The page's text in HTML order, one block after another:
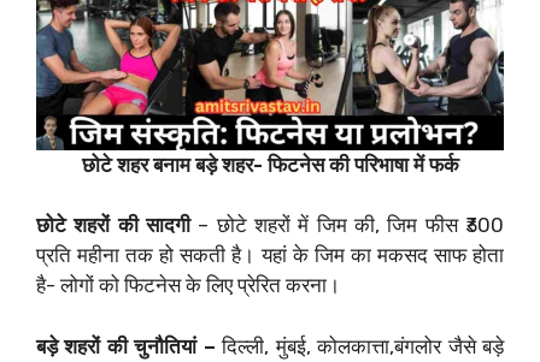
छोटे शहर बनाम बड़े शहर- फिटनेस की परिभाषा में फर्क
छोटे शहरों की सादगी– छोटे शहरों में जिम की, जिम फीस ₹300
प्रति महीना तक हो सकती है। यहां के जिम का मकसद साफ होता
है- लोगों को फिटनेस के लिए प्रेरित करना।
बड़े शहरों की चुनौतियां –दिल्ली, मुंबई, कोलकात्ता,बंगलोर जैसे बड़े